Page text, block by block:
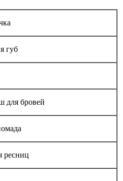
губ
для бровей
ресниц